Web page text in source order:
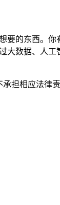
的东西。
数据、人
担相应法律